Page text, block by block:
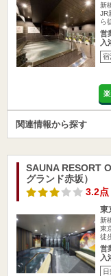
新
JR
ら
営
入
宿
関連情報から探す
SAUNA RESORT
グランド赤坂）
3.2点
東
新
東
徒
営
入
日